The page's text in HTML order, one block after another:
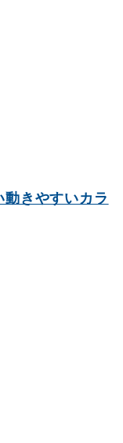
きやすいカラ